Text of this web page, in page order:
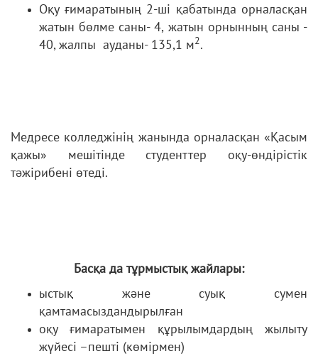
Оқу ғимаратының 2-ші қабатында орналасқан
жатын бөлме саны- 4, жатын орнынның саны -
40, жалпы ауданы- 135,1 м2.
Медресе колледжінің жанында орналасқан «Қасым
қажы» мешітінде студенттер оқу-өндірістік
тәжірибені өтеді.
Басқа да тұрмыстық жайлары:
ыстық және суық сумен
қамтамасыздандырылған
оқу ғимаратымен құрылымдардың жылыту
жүйесі –пешті (көмірмен)